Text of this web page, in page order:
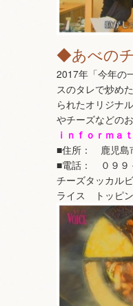
◆あべの
2017年「今年の
スのタレで炒め
られたオリジナ
やチーズなどの
ｉｎｆｏｒｍａ
■住所： 鹿児島
■電話： ０９９
チーズタッカル
ライス トッピ